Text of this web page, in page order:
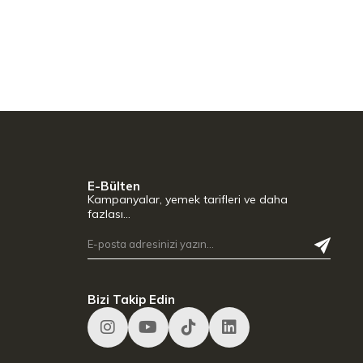
E-Bülten
Kampanyalar, yemek tarifleri ve daha
fazlası…
Bizi Takip Edin